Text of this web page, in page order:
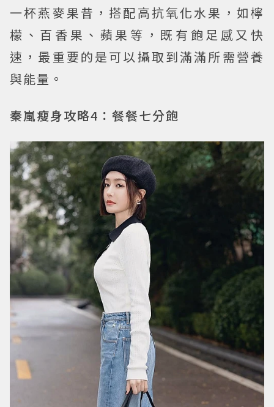
一杯燕麥果昔，搭配高抗氧化水果，如檸
檬、百香果、蘋果等，既有飽足感又快
速，最重要的是可以攝取到滿滿所需營養
與能量。
秦嵐瘦身攻略4：餐餐七分飽